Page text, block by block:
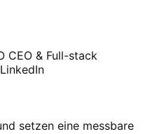
CEO & Full-stack
LinkedIn
setzen eine messbare